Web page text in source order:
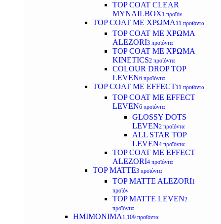
TOP COAT CLEAR
MYNAILBOX1 προϊόν
TOP COAT ΜΕ ΧΡΩΜΑ 11 προϊόντα
TOP COAT ΜΕ ΧΡΩΜΑ
ALEZORI3 προϊόντα
TOP COAT ΜΕ ΧΡΩΜΑ
KINETICS2 προϊόντα
COLOUR DROP TOP
LEVEN6 προϊόντα
TOP COAT ΜΕ EFFECT11 προϊόντα
TOP COAT ME EFFECT
LEVEN6 προϊόντα
GLOSSY DOTS
LEVEN2 προϊόντα
ALL STAR TOP
LEVEN4 προϊόντα
TOP COAT ME EFFECT
ALEZORI4 προϊόντα
TOP MATTE3 προϊόντα
TOP MATTE ALEZORI1
προϊόν
TOP MATTE LEVEN2
προϊόντα
ΗΜΙΜΟΝΙΜΑ 1,109 προϊόντα